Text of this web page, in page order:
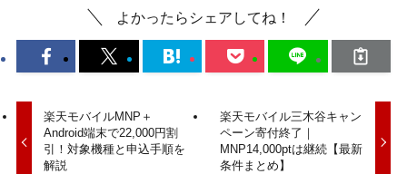
よかったらシェアしてね！
楽天モバイルMNP＋
Android端末で22,000円割
引！対象機種と申込手順を
解説
楽天モバイル三木谷キャン
ペーン寄付終了｜
MNP14,000ptは継続【最新
条件まとめ】